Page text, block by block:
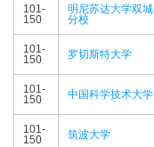
101-
150
明尼苏达大学双城
分校
101-
150
罗切斯特大学
101-
150
中国科学技术大学
101-
150
筑波大学